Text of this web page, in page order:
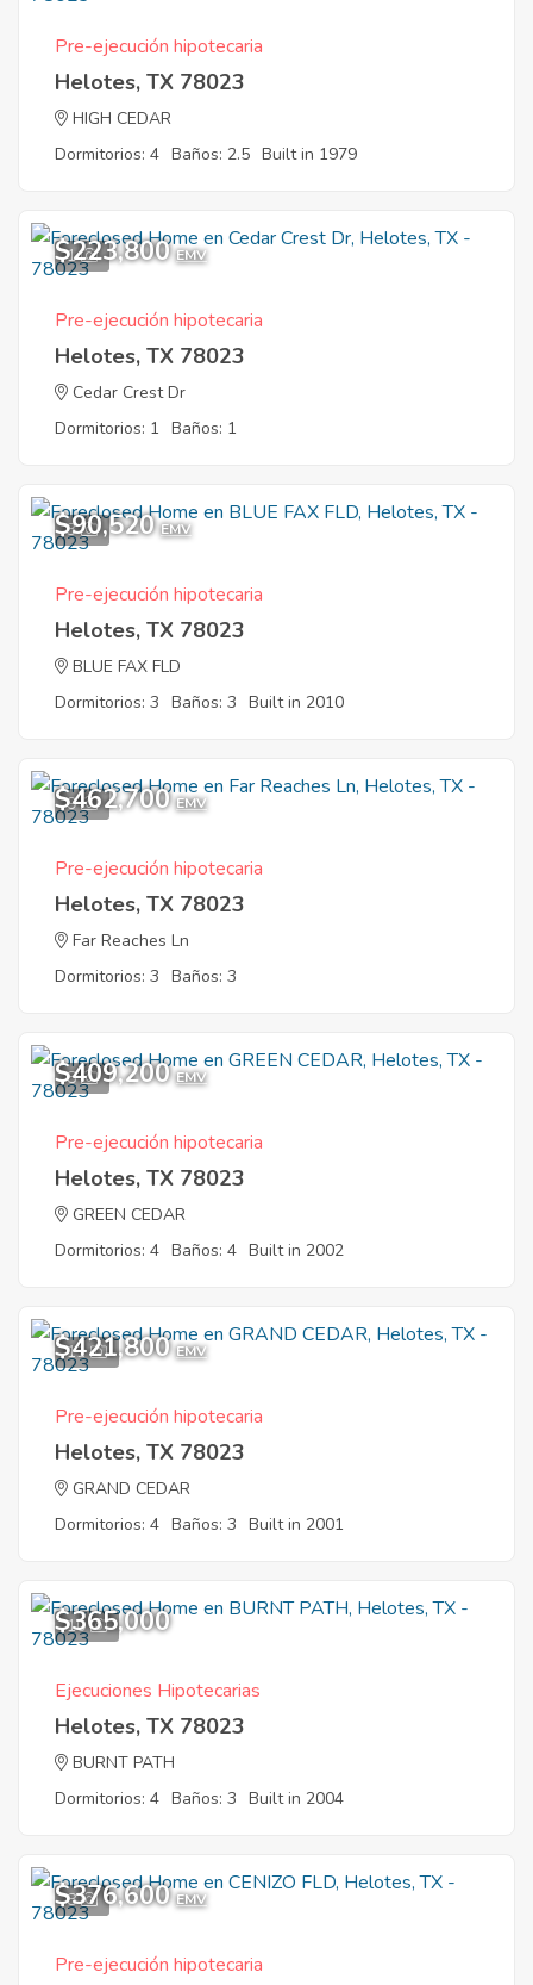
Pre-ejecución hipotecaria
Helotes, TX 78023
HIGH CEDAR
Dormitorios: 4 Baños: 2.5 Built in 1979
1
$223,800 EMV
Pre-ejecución hipotecaria
Helotes, TX 78023
Cedar Crest Dr
Dormitorios: 1 Baños: 1
3
$90,520 EMV
Pre-ejecución hipotecaria
Helotes, TX 78023
BLUE FAX FLD
Dormitorios: 3 Baños: 3 Built in 2010
9
$462,700 EMV
Pre-ejecución hipotecaria
Helotes, TX 78023
Far Reaches Ln
Dormitorios: 3 Baños: 3
8
$409,200 EMV
Pre-ejecución hipotecaria
Helotes, TX 78023
GREEN CEDAR
Dormitorios: 4 Baños: 4 Built in 2002
11
$421,800 EMV
Pre-ejecución hipotecaria
Helotes, TX 78023
GRAND CEDAR
Dormitorios: 4 Baños: 3 Built in 2001
10
$365,000
Ejecuciones Hipotecarias
Helotes, TX 78023
BURNT PATH
Dormitorios: 4 Baños: 3 Built in 2004
8
$376,600 EMV
Pre-ejecución hipotecaria